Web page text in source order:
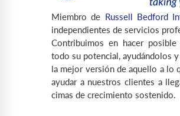
Miembro de Russell Bedford
independientes de servicios
Contribuimos en hacer
todo su potencial, ayudándolos
la mejor versión de aquello a lo
ayudar a nuestros clientes a
cimas de crecimiento sostenido.